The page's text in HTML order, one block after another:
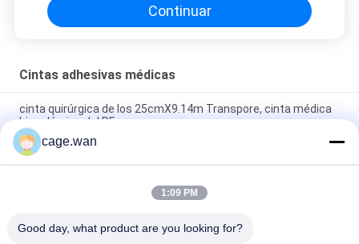
Continuar
Cintas adhesivas médicas
cinta quirúrgica de los 25cmX9.14m Transpore, cinta médica
hipoalérgica del PE
Emplasto adhesivo quirúrgico del rollo blanco, cinta de los
2.5CMx5M Non Woven Paper
Emplasto adhesivo quirúrgico de la cubierta blanca con el
cage.wan
1:09 PM
Good day, what product are you looking for?